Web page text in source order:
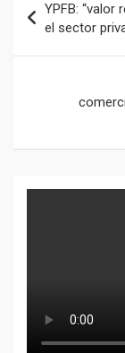
de
entradas
YPFB:
el sector